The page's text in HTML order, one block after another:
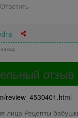
Ответить
отзыв
review_4530401.html
лица Рецепты